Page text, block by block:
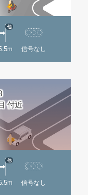
他
信号なし
付近
他
信号なし